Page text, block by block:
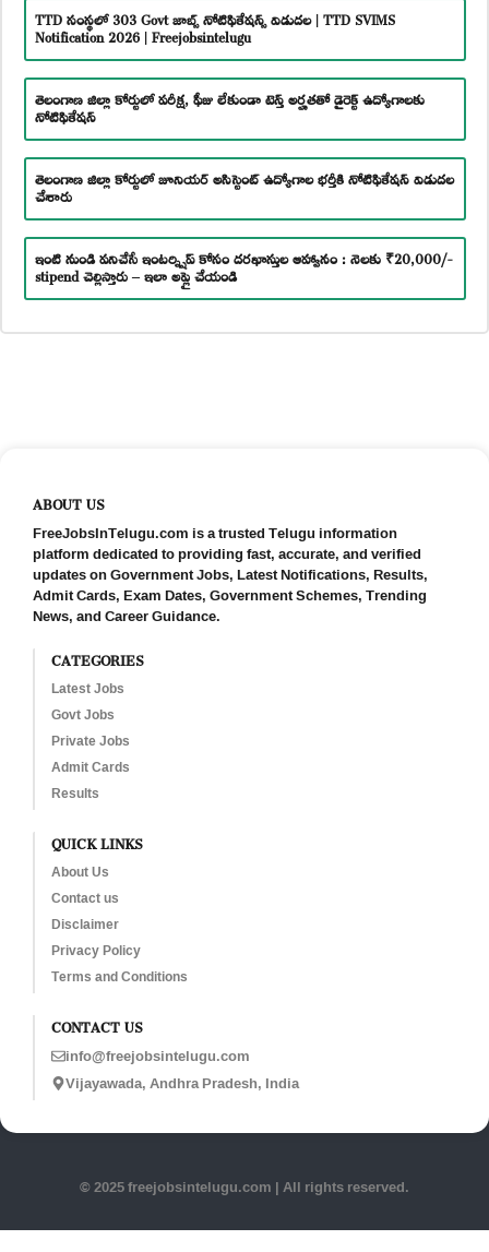
TTD సంస్థలో 303 Govt జాబ్స్ నోటిఫికేషన్స్ విడుదల | TTD SVIMS
Notification 2026 | Freejobsintelugu
తెలంగాణ జిల్లా కోర్టులో పరీక్ష, ఫీజు లేకుండా టెన్త్ అర్హతతో డైరెక్ట్ ఉద్యోగాలకు
నోటిఫికేషన్
తెలంగాణ జిల్లా కోర్టులో జూనియర్ అసిస్టెంట్ ఉద్యోగాల భర్తీకి నోటిఫికేషన్ విడుదల
చేశారు
ఇంటి నుండి పనిచేసే ఇంటర్న్షిప్ కోసం దరఖాస్తుల ఆహ్వానం : నెలకు ₹20,000/-
stipend చెల్లిస్తారు – ఇలా అప్లై చేయండి
ABOUT US
FreeJobsInTelugu.com is a trusted Telugu information
platform dedicated to providing fast, accurate, and verified
updates on Government Jobs, Latest Notifications, Results,
Admit Cards, Exam Dates, Government Schemes, Trending
News, and Career Guidance.
CATEGORIES
Latest Jobs
Govt Jobs
Private Jobs
Admit Cards
Results
QUICK LINKS
About Us
Contact us
Disclaimer
Privacy Policy
Terms and Conditions
CONTACT US
info@freejobsintelugu.com
Vijayawada, Andhra Pradesh, India
© 2025 freejobsintelugu.com | All rights reserved.